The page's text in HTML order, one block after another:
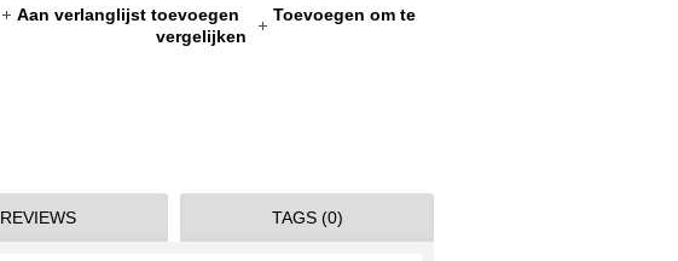
Aan verlanglijst toevoegen
Toevoegen om te
vergelijken
REVIEWS TAGS (0)